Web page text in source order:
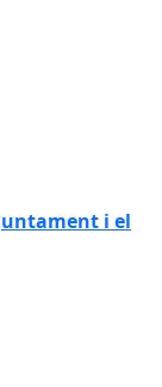
i el